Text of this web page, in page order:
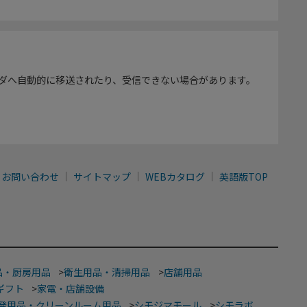
自動的に移送されたり、受信できない場合があります。
お問い合わせ サイトマップ WEBカタログ 英語版TOP
厨房用品 >衛生用品・清掃用品 >店舗用品
フト
>家電・店舗設備